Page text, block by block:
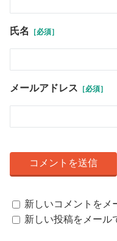
氏名 ［必須］
メールアドレス ［必須］
新しいコメントをメ
新しい投稿をメール